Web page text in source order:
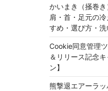
かいまき（掻巻
肩・首・足元の
すめ・選び方・
Cookie同意管理
＆リリース記念
ン】
熊撃退エアーラ